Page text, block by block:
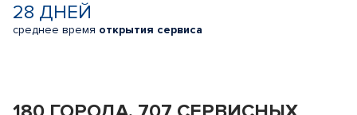
28 ДНЕЙ
среднее время открытия сервиса